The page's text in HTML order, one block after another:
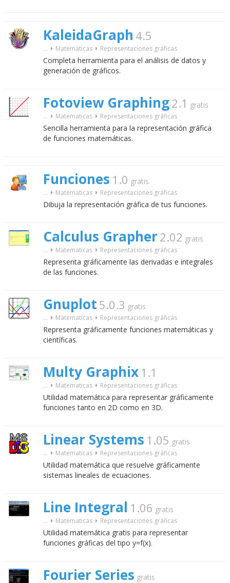
KaleidaGraph 4.5
... Matematicas Representaciones gráficas
Completa herramienta para el análisis de datos y
generación de gráficos.
Fotoview Graphing2.1 gratis
... Matematicas Representaciones gráficas
Sencilla herramienta para la representación gráfica
de funciones matemáticas.
Funciones 1.0 gratis
... Matematicas Representaciones gráficas
Dibuja la representación gráfica de tus funciones.
Calculus Grapher2.02 gratis
... Matematicas Representaciones gráficas
Representa gráficamente las derivadas e integrales
de las funciones.
Gnuplot 5.0.3 gratis
... Matematicas Representaciones gráficas
Representa gráficamente funciones matemáticas y
científicas.
Multy Graphix 1.1
... Matematicas Representaciones gráficas
Utilidad matemática para representar gráficamente
funciones tanto en 2D como en 3D.
Linear Systems 1.05 gratis
... Matematicas Representaciones gráficas
Utilidad matemática que resuelve gráficamente
sistemas lineales de ecuaciones.
Line Integral 1.06 gratis
... Matematicas Representaciones gráficas
Utilidad matemática gratis para representar
funciones gráficas del tipo y=f(x).
Fourier Series gratis